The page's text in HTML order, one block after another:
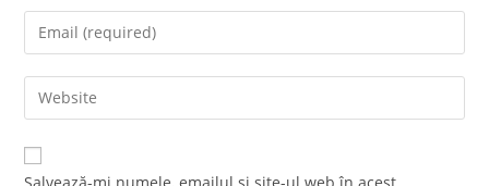
name
comment
Enter
your
email
address
comment
Enter
your
website
URL